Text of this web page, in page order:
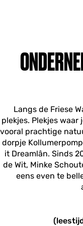
Langs de Friese
plekjes. Plekjes
vooral prachtige
dorpje
it Dreamlân. Sinds
de Wit, Minke
eens even te